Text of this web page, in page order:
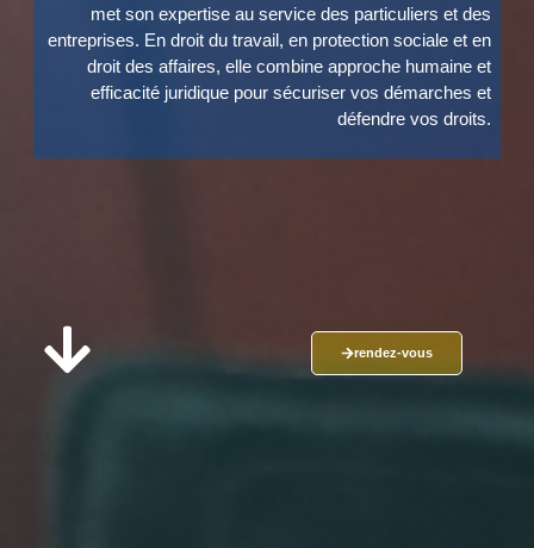
met son expertise au service des particuliers et des
entreprises. En droit du travail, en protection sociale et en
droit des affaires, elle combine approche humaine et
efficacité juridique pour sécuriser vos démarches et
défendre vos droits.
rendez-vous